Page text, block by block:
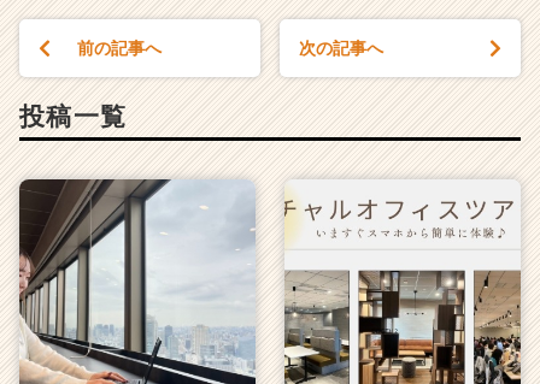
前の記事へ 次の記事へ
投稿一覧